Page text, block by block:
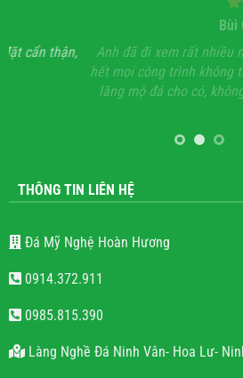
Bùi Quốc
Anh đã đi xem rất nhiều những
hết mọi công trình không thấy sự
lăng mộ đá cho có, không quan
THÔNG TIN LIÊN HỆ
Đá Mỹ Nghệ Hoàn Hương
0914.372.911
0985.815.390
Làng Nghề Đá Ninh Vân- Hoa Lư-